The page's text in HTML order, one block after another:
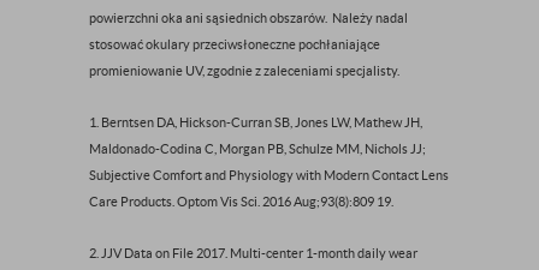
powierzchni oka ani sąsiednich obszarów. Należy nadal
stosować okulary przeciwsłoneczne pochłaniające
promieniowanie UV, zgodnie z zaleceniami specjalisty.
1. Berntsen DA, Hickson-Curran SB, Jones LW, Mathew JH,
Maldonado-Codina C, Morgan PB, Schulze MM, Nichols JJ;
Subjective Comfort and Physiology with Modern Contact Lens
Care Products. Optom Vis Sci. 2016 Aug;93(8):809 19.
2. JJV Data on File 2017. Multi-center 1-month daily wear